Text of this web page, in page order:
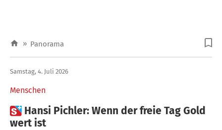
» Panorama
Menschen
Samstag, 4. Juli 2026
 Hansi Pichler: Wenn der freie Tag Gold
wert ist